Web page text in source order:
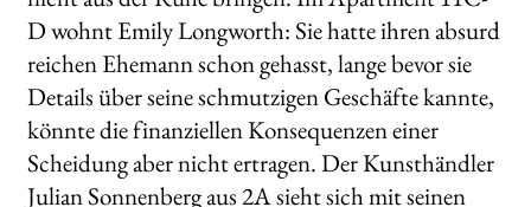
D wohnt Emily Longworth: Sie hatte ihren absurd
reichen Ehemann schon gehasst, lange bevor sie
Details über seine schmutzigen Geschäfte kannte,
könnte die finanziellen Konsequenzen einer
Scheidung aber nicht ertragen. Der Kunsthändler
Julian Sonnenberg aus 2A sieht sich mit seinen